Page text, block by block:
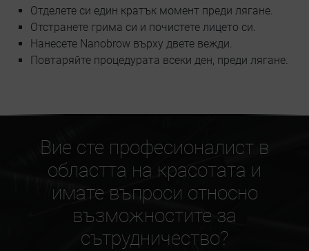
Отделете си един кратък момент преди лягане.
Отстранете грима си и почистете лицето си.
Нанесете Nanobrow върху двете вежди.
Повтаряйте процедурата всеки ден, преди лягане.
Вие сте професионалист в
областта на красотата и
имате въпроси относно
възможностите за
сътрудничество?